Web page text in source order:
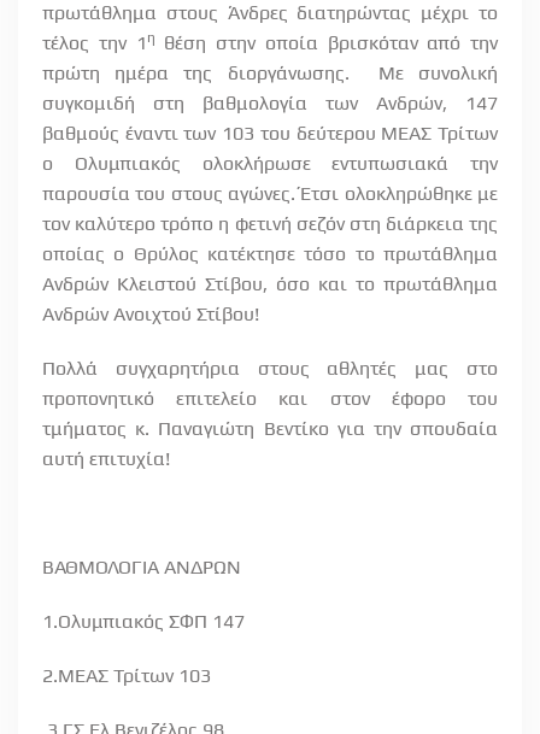
πρωτάθλημα στους Άνδρες διατηρώντας μέχρι το
τέλος την 1 η
θέση στην οποία βρισκόταν από την
πρώτη ημέρα της διοργάνωσης. Με συνολική
συγκομιδή στη βαθμολογία των Ανδρών, 147
βαθμούς έναντι των 103 του δεύτερου ΜΕΑΣ Τρίτων
ο Ολυμπιακός ολοκλήρωσε εντυπωσιακά την
παρουσία του στους αγώνες. Έτσι ολοκληρώθηκε με
τον καλύτερο τρόπο η φετινή σεζόν στη διάρκεια της
οποίας ο Θρύλος κατέκτησε τόσο το πρωτάθλημα
Ανδρών Κλειστού Στίβου, όσο και το πρωτάθλημα
Ανδρών Ανοιχτού Στίβου!
Πολλά συγχαρητήρια στους αθλητές μας στο
προπονητικό επιτελείο και στον έφορο του
τμήματος κ. Παναγιώτη Βεντίκο για την σπουδαία
αυτή επιτυχία!
ΒΑΘΜΟΛΟΓΙΑ ΑΝΔΡΩΝ
1.Ολυμπιακός ΣΦΠ 147
2.ΜΕΑΣ Τρίτων 103